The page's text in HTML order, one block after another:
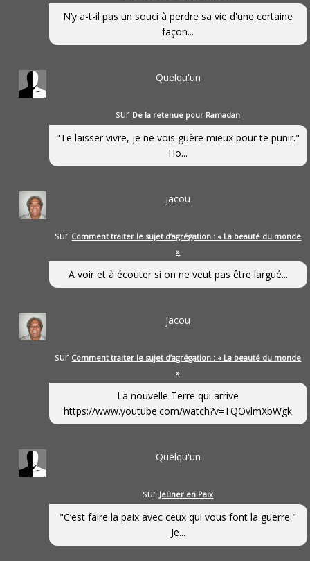
N’y a-t-il pas un souci à perdre sa vie d'une certaine
façon...
Quelqu'un
sur De la retenue pour Ramadan
"Te laisser vivre, je ne vois guère mieux pour te punir."
Ho...
jacou
sur Comment traiter le sujet d’agrégation : « La beauté du monde
»
A voir et à écouter si on ne veut pas être largué...
jacou
sur Comment traiter le sujet d’agrégation : « La beauté du monde
»
La nouvelle Terre qui arrive
https://www.youtube.com/watch?v=TQOvlmXbWgk
Quelqu'un
sur Jeûner en Paix
"C’est faire la paix avec ceux qui vous font la guerre."
Je...